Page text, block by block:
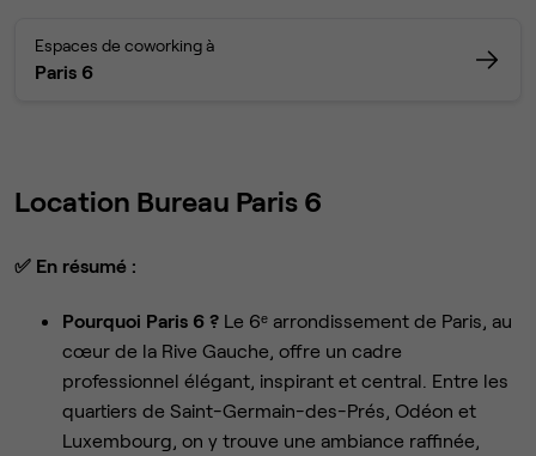
Espaces de coworking à
Paris 6
Location Bureau Paris 6
✅ En résumé :
Pourquoi Paris 6 ? Le 6ᵉ arrondissement de Paris, au
cœur de la Rive Gauche, offre un cadre
professionnel élégant, inspirant et central. Entre les
quartiers de Saint-Germain-des-Prés, Odéon et
Luxembourg, on y trouve une ambiance raffinée,